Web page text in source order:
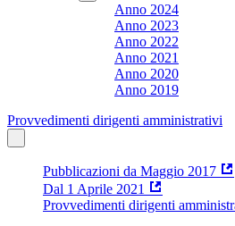
Anno 2024
Anno 2023
Anno 2022
Anno 2021
Anno 2020
Anno 2019
Provvedimenti dirigenti amministrativi
Pubblicazioni da Maggio 2017
Dal 1 Aprile 2021
Provvedimenti dirigenti